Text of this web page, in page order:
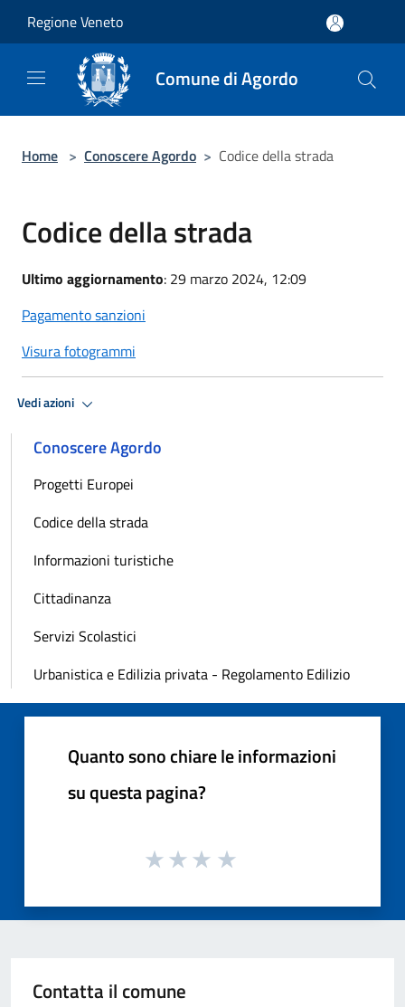
Regione Veneto
Comune di Agordo
Home > Conoscere Agordo > Codice della strada
Codice della strada
Ultimo aggiornamento: 29 marzo 2024, 12:09
Pagamento sanzioni
Visura fotogrammi
Vedi azioni
Conoscere Agordo
Progetti Europei
Codice della strada
Informazioni turistiche
Cittadinanza
Servizi Scolastici
Urbanistica e Edilizia privata - Regolamento Edilizio
Quanto sono chiare le informazioni
su questa pagina?
Contatta il comune